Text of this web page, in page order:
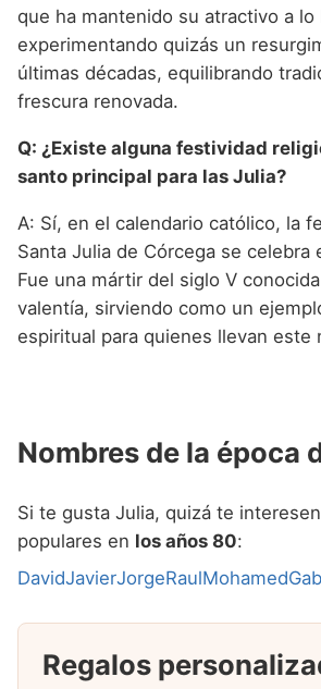
que ha mantenido su atractivo a
experimentando quizás un
últimas décadas, equilibrando
frescura renovada.
Q: ¿Existe alguna festividad
santo principal para las Julia?
A: Sí, en el calendario católico, la
Santa Julia de Córcega se celebra
Fue una mártir del siglo V
valentía, sirviendo como un
espiritual para quienes llevan este
Nombres de la época
Si te gusta Julia, quizá te
populares en los años 80:
DavidJavierJorgeRaulMohamed
Regalos